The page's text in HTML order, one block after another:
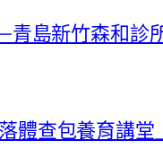
島新竹森和診
體查包養育講堂